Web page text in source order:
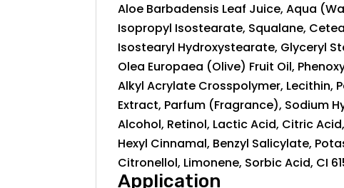
Aloe Barbadensis Leaf Juice, Aqua
Isopropyl Isostearate, Squalane,
Isostearyl Hydroxystearate, Glyceryl
Olea Europaea (Olive) Fruit Oil,
Alkyl Acrylate Crosspolymer, Lecithin,
Extract, Parfum (Fragrance), Sodium
Alcohol, Retinol, Lactic Acid, Citric
Hexyl Cinnamal, Benzyl Salicylate,
Citronellol, Limonene, Sorbic Acid, CI
Application